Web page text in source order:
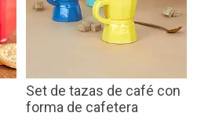
Set de tazas de café con
forma de cafetera